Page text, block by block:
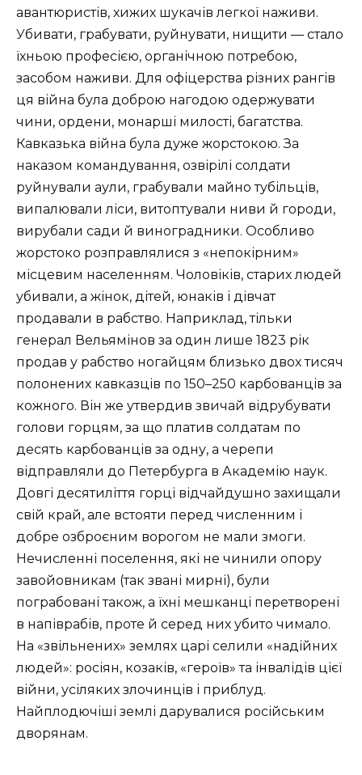
авантюристів, хижих шукачів легкої наживи.
Убивати, грабувати, руйнувати, нищити — стало
їхньою професією, органічною потребою,
засобом наживи. Для офіцерства різних рангів
ця війна була доброю нагодою одержувати
чини, ордени, монарші милості, багатства.
Кавказька війна була дуже жорстокою. За
наказом командування, озвірілі солдати
руйнували аули, грабували майно тубільців,
випалювали ліси, витоптували ниви й городи,
вирубали сади й виноградники. Особливо
жорстоко розправлялися з «непокірним»
місцевим населенням. Чоловіків, старих людей
убивали, а жінок, дітей, юнаків і дівчат
продавали в рабство. Наприклад, тільки
генерал Вельямінов за один лише 1823 рік
продав у рабство ногайцям близько двох тисяч
полонених кавказців по 150–250 карбованців за
кожного. Він же утвердив звичай відрубувати
голови горцям, за що платив солдатам по
десять карбованців за одну, а черепи
відправляли до Петербурга в Академію наук.
Довгі десятиліття горці відчайдушно захищали
свій край, але встояти перед численним і
добре озброєним ворогом не мали змоги.
Нечисленні поселення, які не чинили опору
завойовникам (так звані мирні), були
пограбовані також, а їхні мешканці перетворені
в напіврабів, проте й серед них убито чимало.
На «звільнених» землях царі селили «надійних
людей»: росіян, козаків, «героїв» та інвалідів цієї
війни, усіляких злочинців і приблуд.
Найплодючіші землі дарувалися російським
дворянам.